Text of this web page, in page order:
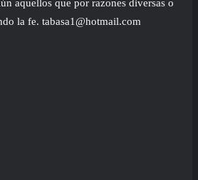
aquellos que por razones diversas o
la fe. tabasa1@hotmail.com